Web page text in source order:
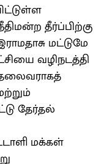
தீர்ப்பிற்கு
மட்டுமே
வழிநடத்தி
தலைவராகத்
தேர்தல்
மக்கள்